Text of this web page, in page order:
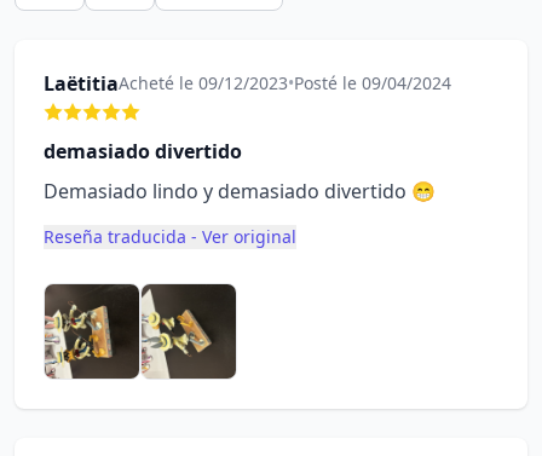
LaëtitiaAcheté le 09/12/2023•Posté le 09/04/2024
demasiado divertido
Demasiado lindo y demasiado divertido 😁
Reseña traducida - Ver original